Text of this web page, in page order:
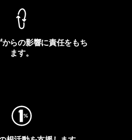
らの影響に責任をもち
ます。